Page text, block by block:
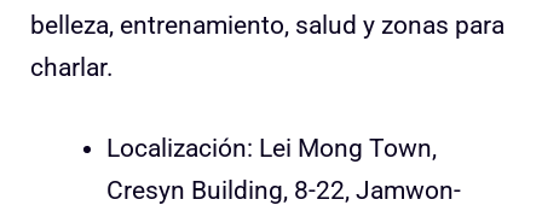
belleza, entrenamiento, salud y zonas para
charlar.
Localización: Lei Mong Town,
Cresyn Building, 8-22, Jamwon-